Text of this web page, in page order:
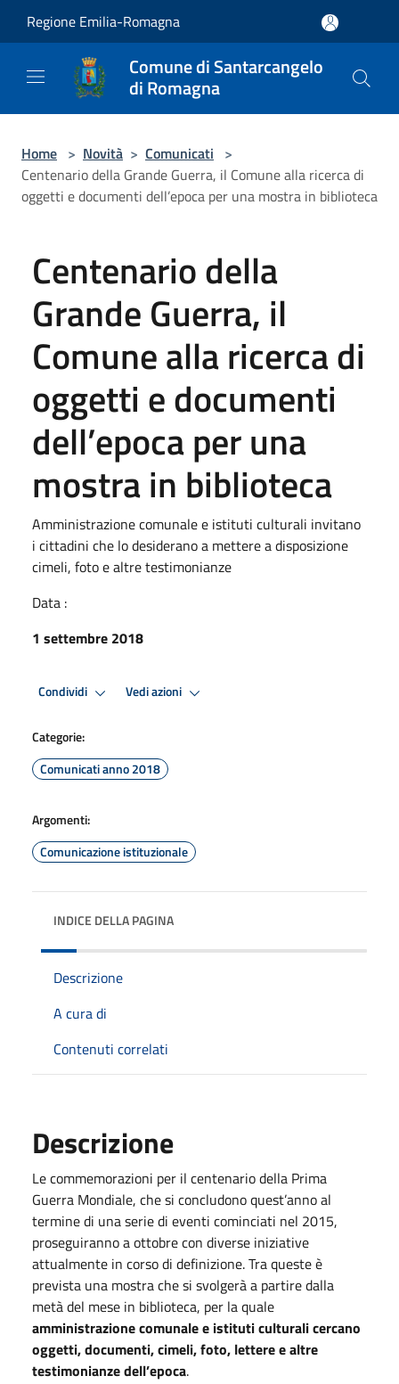
Regione Emilia-Romagna
Comune di Santarcangelo
di Romagna
Home > Novità > Comunicati >
Centenario della Grande Guerra, il Comune alla ricerca di
oggetti e documenti dell’epoca per una mostra in biblioteca
Centenario della
Grande Guerra, il
Comune alla ricerca di
oggetti e documenti
dell’epoca per una
mostra in biblioteca
Amministrazione comunale e istituti culturali invitano
i cittadini che lo desiderano a mettere a disposizione
cimeli, foto e altre testimonianze
Data :
1 settembre 2018
Condividi Vedi azioni
Categorie:
Comunicati anno 2018
Argomenti:
Comunicazione istituzionale
INDICE DELLA PAGINA
Descrizione
A cura di
Contenuti correlati
Descrizione
Le commemorazioni per il centenario della Prima
Guerra Mondiale, che si concludono quest’anno al
termine di una serie di eventi cominciati nel 2015,
proseguiranno a ottobre con diverse iniziative
attualmente in corso di definizione. Tra queste è
prevista una mostra che si svolgerà a partire dalla
metà del mese in biblioteca, per la quale
amministrazione comunale e istituti culturali cercano
oggetti, documenti, cimeli, foto, lettere e altre
testimonianze dell’epoca.